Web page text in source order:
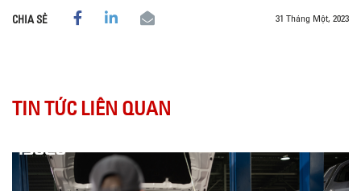
CHIA SẺ 31 Tháng Một, 2023
TIN TỨC LIÊN QUAN